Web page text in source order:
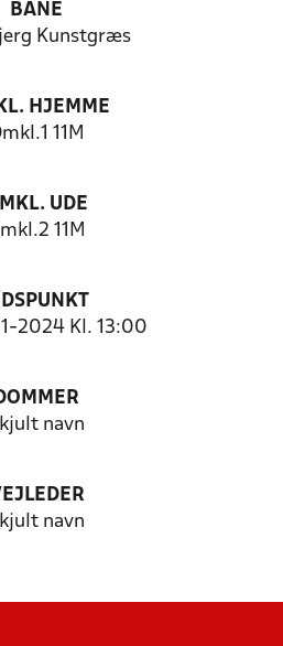
BANE
Kunstgræs
HJEMME
11M
UDE
11M
2024 Kl. 13:00
navn
navn